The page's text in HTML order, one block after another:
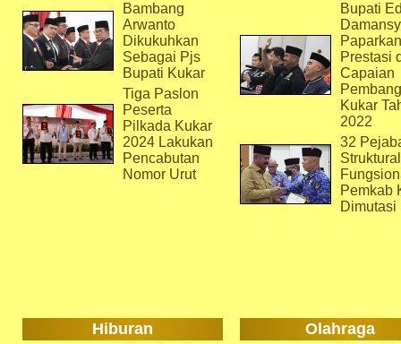
Bambang
Arwanto
Dikukuhkan
Sebagai Pjs
Bupati Kukar
Tiga Paslon
Peserta
Pilkada Kukar
2024 Lakukan
Pencabutan
Nomor Urut
Bupati
Paparkan
Prestasi
Capaian
Kukar
2022
32
Pemkab
Dimutasi
Hiburan Olahraga